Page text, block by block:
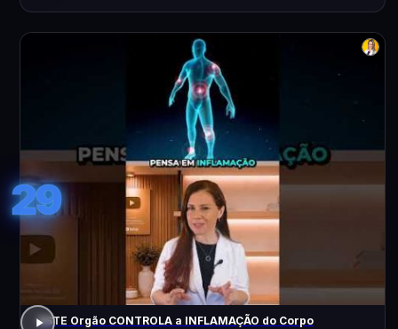
29
ESTE Orgão CONTROLA a INFLAMAÇÃO do Corpo